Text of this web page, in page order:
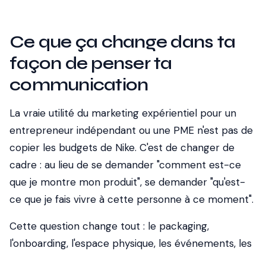
Ce que ça change dans ta
façon de penser ta
communication
La vraie utilité du marketing expérientiel pour un
entrepreneur indépendant ou une PME n'est pas de
copier les budgets de Nike. C'est de changer de
cadre : au lieu de se demander "comment est-ce
que je montre mon produit", se demander "qu'est-
ce que je fais vivre à cette personne à ce moment".
Cette question change tout : le packaging,
l'onboarding, l'espace physique, les événements, les